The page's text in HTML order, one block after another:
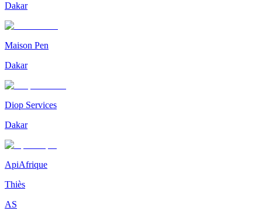
Dakar
Maison Pen
Dakar
Diop Services
Dakar
ApiAfrique
Thiès
AS